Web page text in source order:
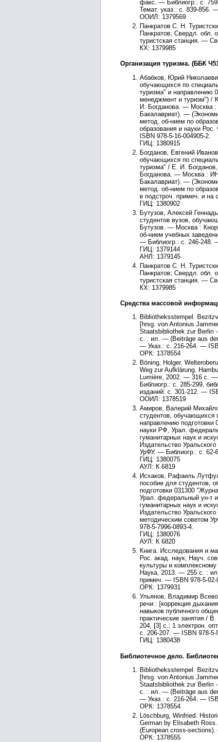
факс. — Библиогр.: с.
Темат. указ.: с. 839-856.
ООИЛ: 1379569
Панкратов С. Н.
Панкратов; Свердл. обл.
туристская станция. —
КХ: 1379985
Организация туризма. (ББК
Абабков, Юрий
обучающихся по
туризма" и направлению
менеджмент и туризм")
И. Богданова. — Москва
Бакалавриат). —
метод. об-нием по
образования и науки
ISBN 978-5-16-004905-2.
ГИЦ: 1380915
Богданов, Евгений
обучающихся по
туризма" / Е. И.
Богданова. — Москва :
Бакалавриат). —
метод. об-нием по
в подстроч. примеч. и на
ГИЦ: 1380902
Бутузов, Алексей
студентов вузов,
Бутузов. — Москва :
об-нием учебных
— Библиогр.: с. 246-248.
ГИЦ: 1379144
АНЛ: 1379145
Панкратов С. Н.
Панкратов; Свердл. обл.
туристская станция. —
КХ: 1379985
Средства массовой
Bibliotheksstempel.
[hrsg. von Antonius
Staatsbibliothek zur Berlin
с. : ил. — (Beiträge aus
— Указ.: с. 216-264. —
ОРК: 1378554
Böning, Holger.
Weg zur Aufklärung.
Lumière, 2002. — 316 с.
Библиогр.: с. 285-299,
изданий: с. 301-212. —
ООИЛ: 1378519
Амиров, Валерий
студентов, обучающихся
направлению
науки РФ, Урал.
гуманитарных наук и
Издательство
УрФУ. — Библиогр.: с. 62-
ГИЦ: 1380075
АУЛ: К 6819
Исхаков, Рафаиль
пособие для студентов,
подготовки 031300
Урал. федеральный ун-т
гуманитарных наук и
Издательство
методическим советом
978-5-7996-0893-4.
ГИЦ: 1380076
АУЛ: К 6820
Книга. Исследования и
Рос. акад. наук, Науч.
культуры и
Наука, 2013. — 255 с. :
примеч. — ISBN 978-5-02-
ОРК: 1379931
Ульянов, Владимир
речи : [коррекция
навыков публичного
практические занятия /
204, [3] с.; 1 электрон.
с. 206-207. — ISBN 978-5-
ГИЦ: 1380438
Библиотечное дело.
Bibliotheksstempel.
[hrsg. von Antonius
Staatsbibliothek zur Berlin
с. : ил. — (Beiträge aus
— Указ.: с. 216-264. —
ОРК: 1378554
Löschburg, Winfried.
German by Elisabeth
(European cross-
ОРК: 1378555